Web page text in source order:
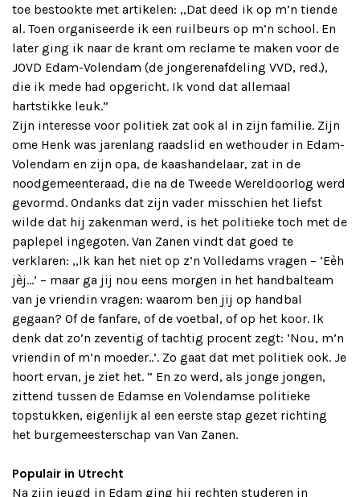
toe bestookte met artikelen: ,,Dat deed ik op m’n tiende
al. Toen organiseerde ik een ruilbeurs op m’n school. En
later ging ik naar de krant om reclame te maken voor de
JOVD Edam-Volendam (de jongerenafdeling VVD, red.),
die ik mede had opgericht. Ik vond dat allemaal
hartstikke leuk.”
Zijn interesse voor politiek zat ook al in zijn familie. Zijn
ome Henk was jarenlang raadslid en wethouder in Edam-
Volendam en zijn opa, de kaashandelaar, zat in de
noodgemeenteraad, die na de Tweede Wereldoorlog werd
gevormd. Ondanks dat zijn vader misschien het liefst
wilde dat hij zakenman werd, is het politieke toch met de
paplepel ingegoten. Van Zanen vindt dat goed te
verklaren: ,,Ik kan het niet op z’n Volledams vragen – ‘Eèh
jèj…’ – maar ga jij nou eens morgen in het handbalteam
van je vriendin vragen: waarom ben jij op handbal
gegaan? Of de fanfare, of de voetbal, of op het koor. Ik
denk dat zo’n zeventig of tachtig procent zegt: ‘Nou, m’n
vriendin of m’n moeder..’. Zo gaat dat met politiek ook. Je
hoort ervan, je ziet het. ” En zo werd, als jonge jongen,
zittend tussen de Edamse en Volendamse politieke
topstukken, eigenlijk al een eerste stap gezet richting
het burgemeesterschap van Van Zanen.
Populair in Utrecht
Na zijn jeugd in Edam ging hij rechten studeren in